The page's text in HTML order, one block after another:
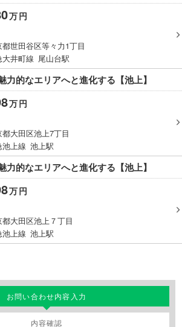
万円
都世田谷区等々力1丁目
大井町線 尾山台駅
力的なエリアへと進化する【池上】
万円
都大田区池上7丁目
池上線 池上駅
力的なエリアへと進化する【池上】
万円
都大田区池上７丁目
池上線 池上駅
お問い合わせ内容入力
内容確認